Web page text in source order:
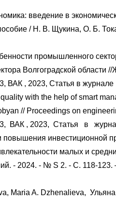
введение в
/ Н. В. Щукина, О. Б.
промышленного
Волгоградской области
ВАК , 2023, Статья в журнале
with the help of smart
// Proceedings on
ВАК , 2023, Статья в
инвестиционной
малых и
- 2024. - № S 2. - С. 118-123.
Maria A. Dzhenalieva, Ульяна